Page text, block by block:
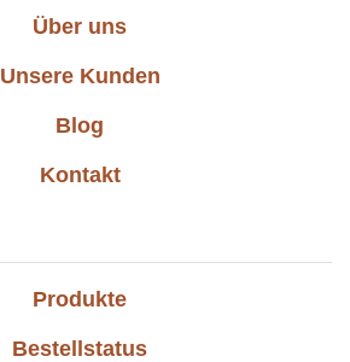
Über uns
Unsere Kunden
Blog
Kontakt
Produkte
Bestellstatus